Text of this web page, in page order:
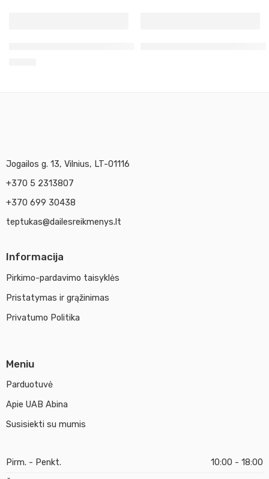
Jogailos g. 13, Vilnius, LT-01116
+370 5 2313807
+370 699 30438
teptukas@dailesreikmenys.lt
Informacija
Pirkimo-pardavimo taisyklės
Pristatymas ir grąžinimas
Privatumo Politika
Meniu
Parduotuvė
Apie UAB Abina
Susisiekti su mumis
Pirm. - Penkt.
10:00 - 18:00